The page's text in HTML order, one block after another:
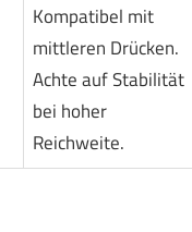
Kompatibel mit
mittleren Drücken.
Achte auf Stabilität
bei hoher
Reichweite.